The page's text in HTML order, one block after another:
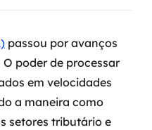
passou por avanços
poder de processar
em velocidades
a maneira como
setores tributário e